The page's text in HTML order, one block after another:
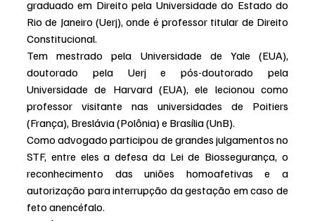
graduado em Direito pela Universidade do Estado do
Rio de Janeiro (Uerj), onde é professor titular de Direito
Constitucional.
Tem mestrado pela Universidade de Yale (EUA),
doutorado pela Uerj e pós-doutorado pela
Universidade de Harvard (EUA), ele lecionou como
professor visitante nas universidades de Poitiers
(França), Breslávia (Polônia) e Brasília (UnB).
Como advogado participou de grandes julgamentos no
STF, entre eles a defesa da Lei de Biossegurança, o
reconhecimento das uniões homoafetivas e a
autorização para interrupção da gestação em caso de
feto anencéfalo.